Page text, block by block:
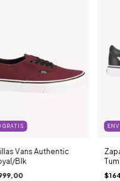
GRATIS
Vans Authentic
Blk